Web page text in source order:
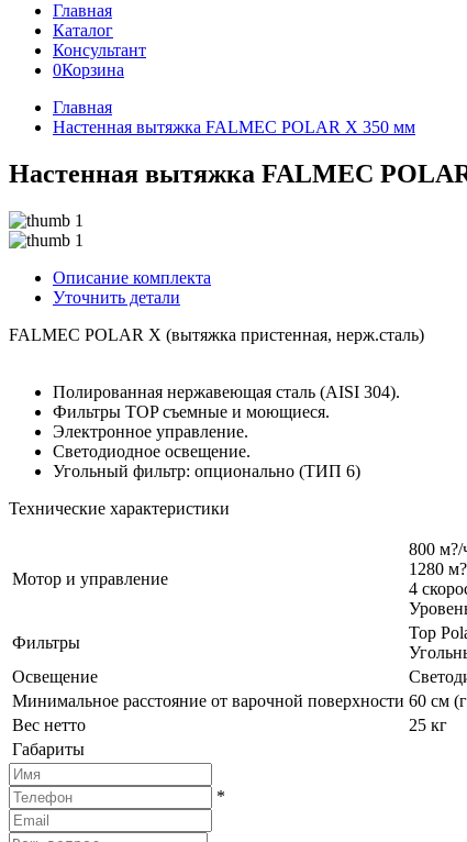
Главная
Каталог
Консультант
0Корзина
Главная
Настенная вытяжка FALMEC POLAR X 350 мм
Настенная вытяжка FALMEC
Описание комплекта
Уточнить детали
FALMEC POLAR X (вытяжка пристенная, нерж.сталь)
Полированная нержавеющая сталь (AISI 304).
Фильтры TOP съемные и моющиеся.
Электронное управление.
Светодиодное освещение.
Угольный фильтр: опционально (ТИП 6)
Технические характеристики
Мотор и управление
800 м?/
1280
4
Фильтры
Top
Освещение
Минимальное расстояние от варочной поверхности 60 см
Вес нетто
25 кг
Габариты
*